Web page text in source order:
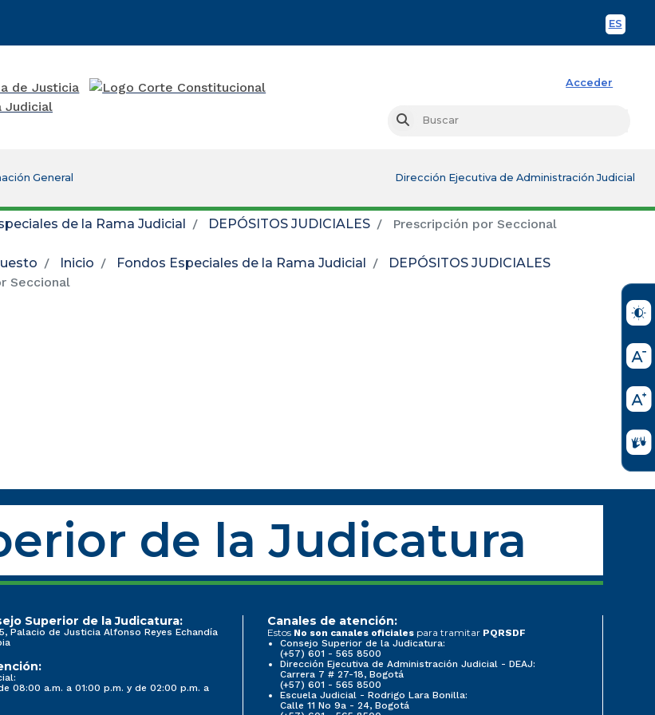
ES
Acceder
Buscar
General Dirección Ejecutiva de Administración Judicial
de la Rama Judicial DEPÓSITOS JUDICIALES Prescripción por Seccional
Inicio Fondos Especiales de la Rama Judicial
DEPÓSITOS JUDICIALES
Seccional
de la Judicatura
Superior de la Judicatura:
Palacio de Justicia Alfonso Reyes Echandía
08:00 a.m. a 01:00 p.m. y de 02:00 p.m. a
Canales de atención:
Estos No son canales oficiales para tramitar PQRSDF
Consejo Superior de la Judicatura:
(+57) 601 - 565 8500
Dirección Ejecutiva de Administración Judicial - DEAJ:
Carrera 7 # 27-18, Bogotá
(+57) 601 - 565 8500
Escuela Judicial - Rodrigo Lara Bonilla:
Calle 11 No 9a - 24, Bogotá